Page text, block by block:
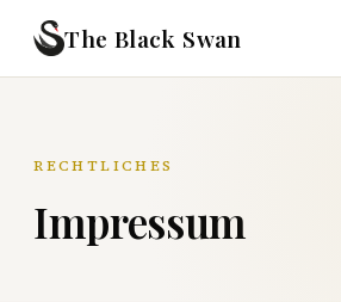
The Black Swan
RECHTLICHES
Impressum